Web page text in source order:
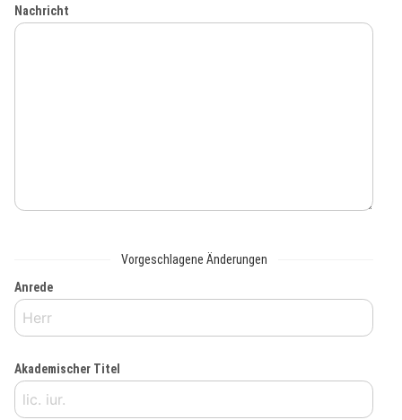
Nachricht
Vorgeschlagene Änderungen
Anrede
Akademischer Titel